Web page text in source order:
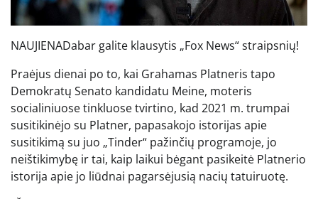
NAUJIENADabar galite klausytis „Fox News“ straipsnių!
Praėjus dienai po to, kai Grahamas Platneris tapo
Demokratų Senato kandidatu Meine, moteris
socialiniuose tinkluose tvirtino, kad 2021 m. trumpai
susitikinėjo su Platner, papasakojo istorijas apie
susitikimą su juo „Tinder“ pažinčių programoje, jo
neištikimybę ir tai, kaip laikui bėgant pasikeitė Platnerio
istorija apie jo liūdnai pagarsėjusią nacių tatuiruotę.